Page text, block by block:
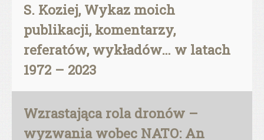
S. Koziej, Wykaz moich
publikacji, komentarzy,
referatów, wykładów… w latach
1972 – 2023
Wzrastająca rola dronów –
wyzwania wobec NATO: An